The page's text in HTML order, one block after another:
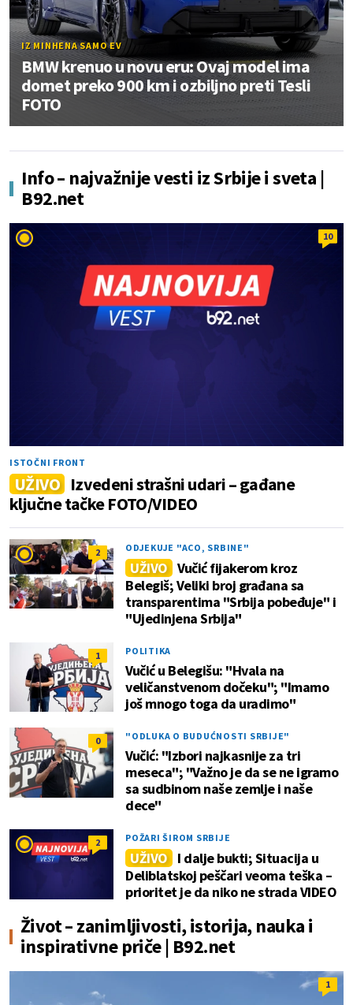
IZ MINHENA SAMO EV
BMW krenuo u novu eru: Ovaj model ima
domet preko 900 km i ozbiljno preti Tesli
FOTO
Info – najvažnije vesti iz Srbije i sveta |
B92.net
10
ISTOČNI FRONT
UŽIVO Izvedeni strašni udari – gađane
ključne tačke FOTO/VIDEO
2 ODJEKUJE "ACO, SRBINE"
UŽIVO Vučić fijakerom kroz
Belegiš; Veliki broj građana sa
transparentima "Srbija pobeđuje" i
"Ujedinjena Srbija"
1 POLITIKA
Vučić u Belegišu: "Hvala na
veličanstvenom dočeku"; "Imamo
još mnogo toga da uradimo"
0 "ODLUKA O BUDUĆNOSTI SRBIJE"
Vučić: "Izbori najkasnije za tri
meseca"; "Važno je da se ne igramo
sa sudbinom naše zemlje i naše
dece"
2 POŽARI ŠIROM SRBIJE
UŽIVO I dalje bukti; Situacija u
Deliblatskoj peščari veoma teška –
prioritet je da niko ne strada VIDEO
Život – zanimljivosti, istorija, nauka i
inspirativne priče | B92.net
1